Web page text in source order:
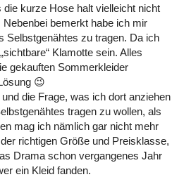
kurze Hose halt vielleicht nicht
bemerkt habe ich mir
Selbstgenähtes zu tragen. Da ich
Klamotte sein. Alles
gekauften Sommerkleider
😉
die Frage, was ich dort anziehen
tragen zu wollen, als
mag ich nämlich gar nicht mehr
richtigen Größe und Preisklasse,
Drama schon vergangenes Jahr
ein Kleid fanden.